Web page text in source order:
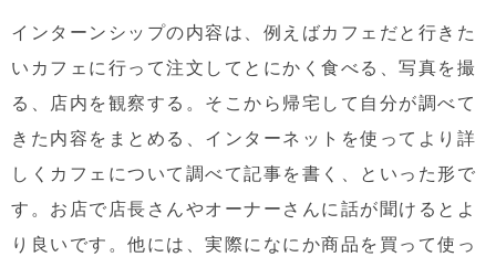
インターンシップの内容は、例えばカフェだと行きた
いカフェに行って注文してとにかく食べる、写真を撮
る、店内を観察する。そこから帰宅して自分が調べて
きた内容をまとめる、インターネットを使ってより詳
しくカフェについて調べて記事を書く、といった形で
す。お店で店長さんやオーナーさんに話が聞けるとよ
り良いです。他には、実際になにか商品を買って使っ